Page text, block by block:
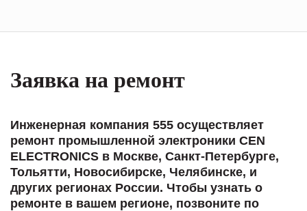
Заявка на ремонт
Инженерная компания 555 осуществляет
ремонт промышленной электроники CEN
ELECTRONICS в Москве, Санкт-Петербурге,
Тольятти, Новосибирске, Челябинске, и
других регионах России. Чтобы узнать о
ремонте в вашем регионе, позвоните по